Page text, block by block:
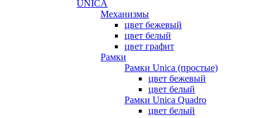
UNICA
Механизмы
цвет бежевый
цвет белый
цвет графит
Рамки
Рамки Unica (простые)
цвет бежевый
цвет белый
Рамки Unica Quadro
цвет белый